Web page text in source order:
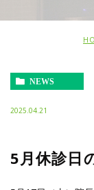
NEWS
2025.04.21
5月休診日